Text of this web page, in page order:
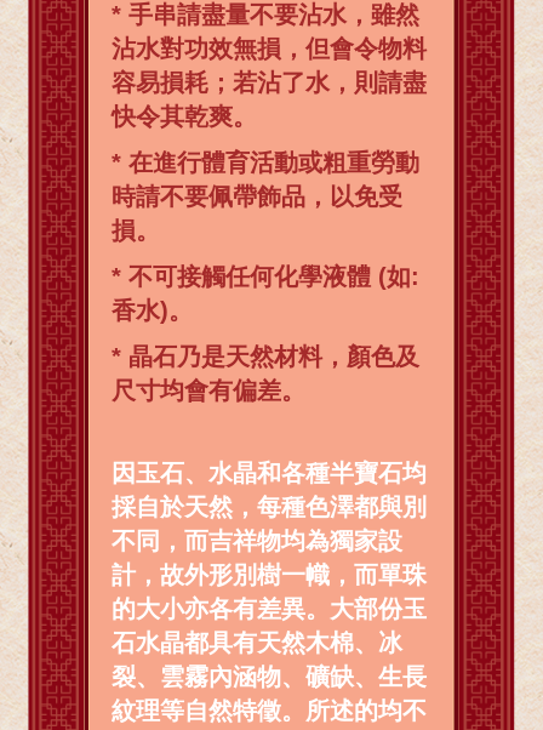
* 手串請盡量不要沾水，雖然
沾水對功效無損，但會令物料
容易損耗；若沾了水，則請盡
快令其乾爽。
* 在進行體育活動或粗重勞動
時請不要佩帶飾品，以免受
損。
* 不可接觸任何化學液體 (如:
香水)。
* 晶石乃是天然材料，顏色及
尺寸均會有偏差。
因玉石、水晶和各種半寶石均
採自於天然，每種色澤都與別
不同，而吉祥物均為獨家設
計，故外形別樹一幟，而單珠
的大小亦各有差異。大部份玉
石水晶都具有天然木棉、冰
裂、雲霧內涵物、礦缺、生長
紋理等自然特徵。所述的均不